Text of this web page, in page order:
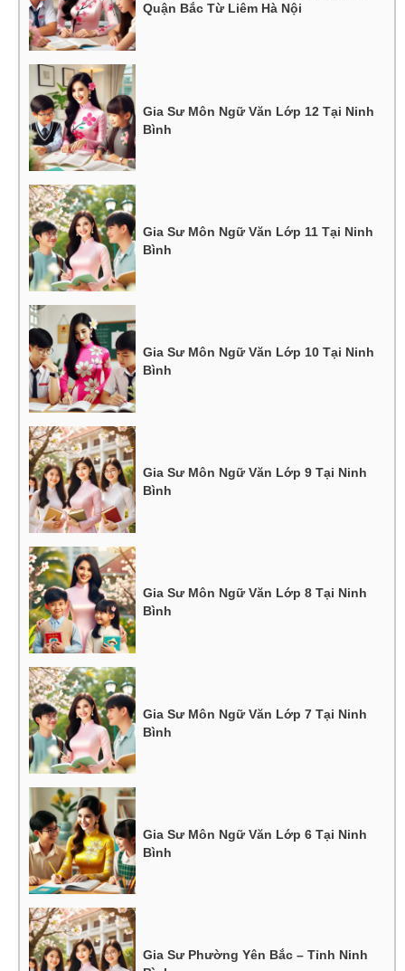
Quận Bắc Từ Liêm Hà Nội
Gia Sư Môn Ngữ Văn Lớp 12 Tại Ninh
Bình
Gia Sư Môn Ngữ Văn Lớp 11 Tại Ninh
Bình
Gia Sư Môn Ngữ Văn Lớp 10 Tại Ninh
Bình
Gia Sư Môn Ngữ Văn Lớp 9 Tại Ninh
Bình
Gia Sư Môn Ngữ Văn Lớp 8 Tại Ninh
Bình
Gia Sư Môn Ngữ Văn Lớp 7 Tại Ninh
Bình
Gia Sư Môn Ngữ Văn Lớp 6 Tại Ninh
Bình
Gia Sư Phường Yên Bắc – Tỉnh Ninh